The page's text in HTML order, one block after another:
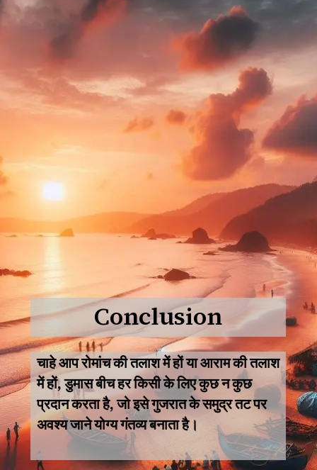
Conclusion
चाहे आप रोमांच की तलाश में हों या आराम की तलाश
में हों, डुमास बीच हर किसी के लिए कुछ न कुछ
प्रदान करता है, जो इसे गुजरात के समुद्र तट पर
अवश्य जाने योग्य गंतव्य बनाता है।